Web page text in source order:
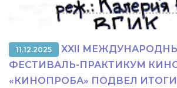
11.12.2025
XXII
ФЕСТИВАЛЬ-ПРАКТИКУМ
«КИНОПРОБА» ПОДВЕЛ